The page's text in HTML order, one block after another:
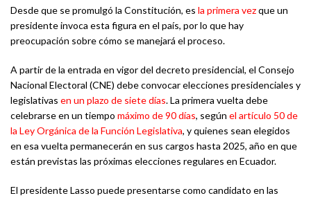
Desde que se promulgó la Constitución, es la primera vezque un
presidente invoca esta figura en el país, por lo que hay
preocupación sobre cómo se manejará el proceso.
A partir de la entrada en vigor del decreto presidencial, el Consejo
Nacional Electoral (CNE) debe convocar elecciones presidenciales y
legislativas en un plazo de siete días. La primera vuelta debe
celebrarse en un tiempo máximo de 90 días, según el artículo 50 de
la Ley Orgánica de la Función Legislativa, y quienes sean elegidos
en esa vuelta permanecerán en sus cargos hasta 2025, año en que
están previstas las próximas elecciones regulares en Ecuador.
El presidente Lasso puede presentarse como candidato en las